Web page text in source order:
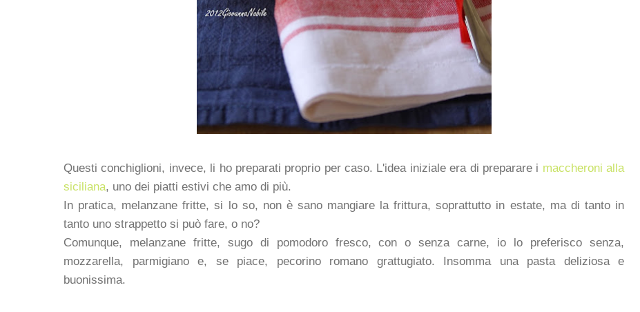
Questi conchiglioni, invece, li ho preparati proprio per caso. L'idea iniziale era di preparare i maccheroni alla
siciliana, uno dei piatti estivi che amo di più.
In pratica, melanzane fritte, si lo so, non è sano mangiare la frittura, soprattutto in estate, ma di tanto in
tanto uno strappetto si può fare, o no?
Comunque, melanzane fritte, sugo di pomodoro fresco, con o senza carne, io lo preferisco senza,
mozzarella, parmigiano e, se piace, pecorino romano grattugiato. Insomma una pasta deliziosa e
buonissima.